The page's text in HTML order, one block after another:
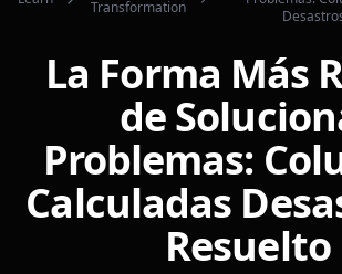
Transformation
La Forma Más
de
Problemas:
Calculadas
Resuelto